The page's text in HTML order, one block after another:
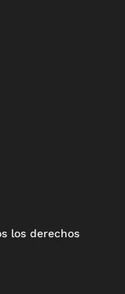
los derechos